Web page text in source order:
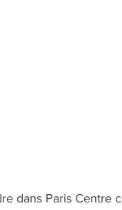
dans Paris Centre